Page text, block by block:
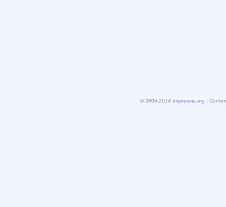
© 2006-2014 disprassia.org |